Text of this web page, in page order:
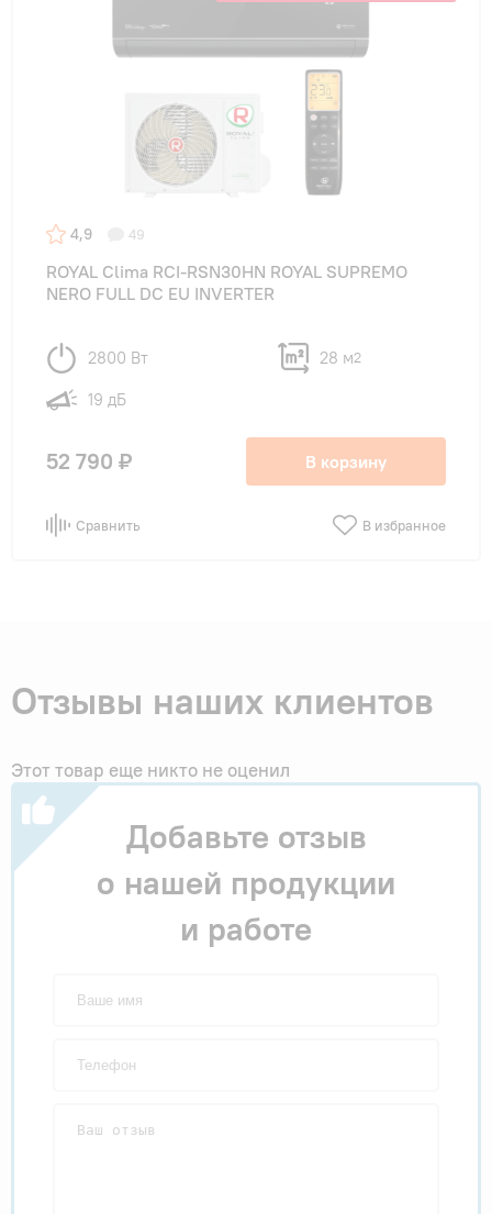
4,9 49
ROYAL Clima RCI-RSN30HN ROYAL SUPREMO
NERO FULL DC EU INVERTER
2800 Вт 28 м2
19 дБ
52 790 ₽ В корзину
Сравнить В избранное
Отзывы наших клиентов
Этот товар еще никто не оценил
Добавьте отзыв
о нашей продукции
и работе